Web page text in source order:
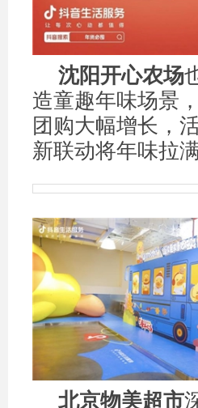
沈阳开心农场
造童趣年味场景
团购大幅增长，
新联动将年味拉满
北京物美超市